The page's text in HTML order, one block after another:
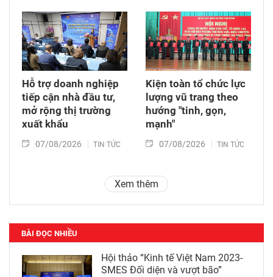
Hỗ trợ doanh nghiệp
tiếp cận nhà đầu tư,
mở rộng thị trường
xuất khẩu
07/08/2026 TIN TỨC
Kiện toàn tổ chức lực
lượng vũ trang theo
hướng "tinh, gọn,
mạnh"
07/08/2026 TIN TỨC
Xem thêm
BÀI ĐỌC NHIỀU
Hội thảo “Kinh tế Việt Nam 2023-
SMES Đối diện và vượt bão”